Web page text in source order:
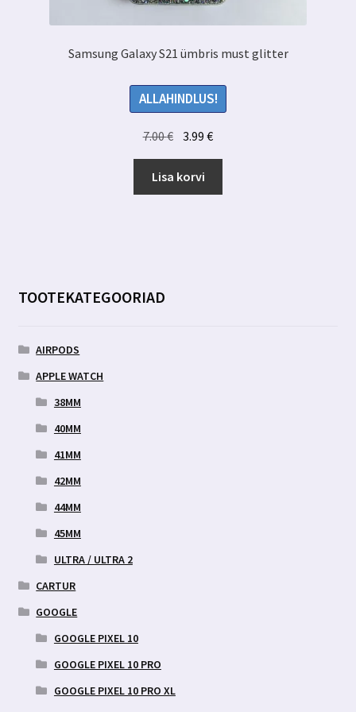
Samsung Galaxy S21 ümbris must glitter
ALLAHINDLUS!
7.00€ Algne
oli:
7.00 €.
3.99€Praegune
3.99 €.
Lisa korvi
TOOTEKATEGOORIAD
AIRPODS
APPLE WATCH
38MM
40MM
41MM
42MM
44MM
45MM
ULTRA / ULTRA 2
CARTUR
GOOGLE
GOOGLE PIXEL 10
GOOGLE PIXEL 10 PRO
GOOGLE PIXEL 10 PRO XL